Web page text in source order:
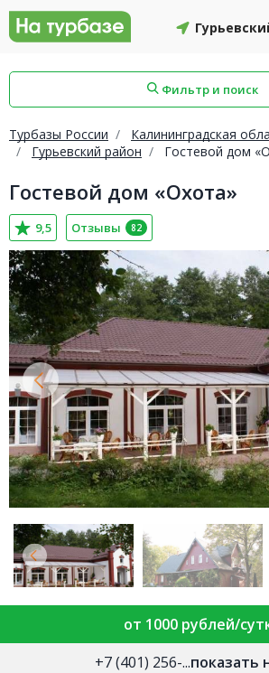
Фильтр и поиск
Турбазы России
Калининградская
Гурьевский район
Гостевой дом
Гостевой дом «Охота»
9,5 Отзывы 82
от 1000 рублей/
+7 (401) 256-...показать
Смоленский район
Красноборский район
Онежский
Северодвинск Устьянский район